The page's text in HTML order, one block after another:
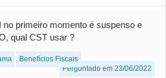
no primeiro momento é suspenso e
qual CST usar ?
Benefícios Fiscais
Perguntado em 23/06/2022